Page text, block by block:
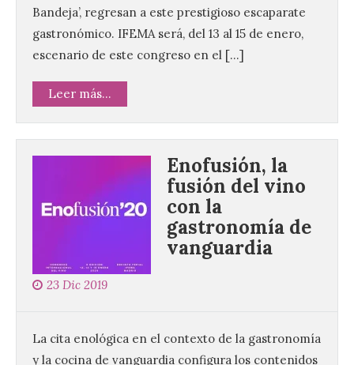
Bandeja’, regresan a este prestigioso escaparate
gastronómico. IFEMA será, del 13 al 15 de enero,
escenario de este congreso en el […]
Leer más...
Enofusión, la
fusión del vino
con la
gastronomía de
vanguardia
23 Dic 2019
La cita enológica en el contexto de la gastronomía
y la cocina de vanguardia configura los contenidos